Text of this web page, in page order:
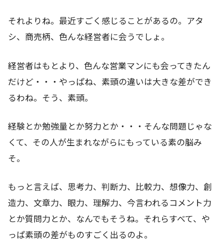
それよりね。最近すごく感じることがあるの。アタ
シ、商売柄、色んな経営者に会うでしょ。
経営者はもとより、色んな営業マンにも会ってきたん
だけど・・・やっぱね、素頭の違いは大きな差ができ
るわね。そう、素頭。
経験とか勉強量とか努力とか・・・そんな問題じゃな
くて、その人が生まれながらにもっている素の脳み
そ。
もっと言えば、思考力、判断力、比較力、想像力、創
造力、文章力、眼力、理解力、今言われるコメント力
とか質問力とか、なんでもそうね。それらすべて、や
っぱ素頭の差がものすごく出るのよ。